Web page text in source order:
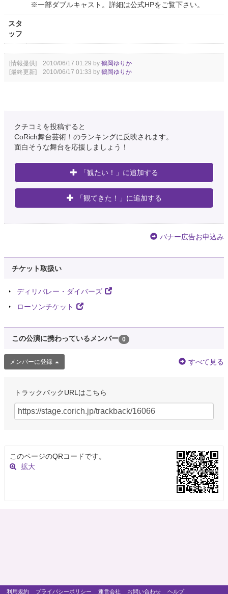
※一部ダブルキャスト。詳細は公式HPをご覧下さい。
スタ
ッフ
[情報提供] 2010/06/17 01:29 by 鶴岡ゆりか
[最終更新] 2010/06/17 01:33 by 鶴岡ゆりか
クチコミを投稿すると
CoRich舞台芸術！のランキングに反映されます。
面白そうな舞台を応援しましょう！
「観たい！」に追加する
「観てきた！」に追加する
バナー広告お申込み
チケット取扱い
ディリバレー・ダイバーズ
ローソンチケット
この公演に携わっているメンバー 0
メンバーに登録 すべて見る
トラックバックURLはこちら
このページのQRコードです。
拡大
利用規約 プライバシーポリシー 運営会社 お問い合わせ ヘルプ